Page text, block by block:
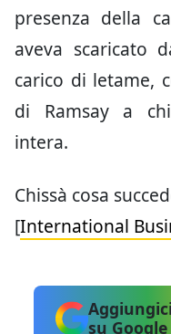
presenza della
aveva scaricato
carico di letame,
di Ramsay a
intera.
Chissà cosa
[International
su Google